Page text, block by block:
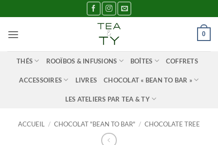
au
contenu
0
THÉS ROOÏBOS & INFUSIONS BOÎTES COFFRETS
ACCESSOIRES LIVRES CHOCOLAT « BEAN TO BAR »
LES ATELIERS PAR TEA & TY
ACCUEIL / CHOCOLAT "BEAN TO BAR" / CHOCOLATE TREE